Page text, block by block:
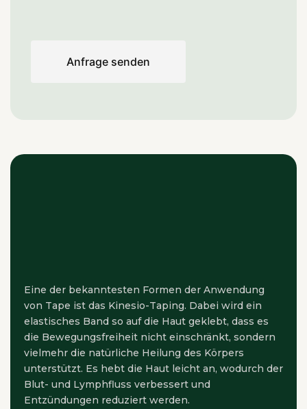
Anfrage senden
Eine der bekanntesten Formen der Anwendung
von Tape ist das Kinesio-Taping. Dabei wird ein
elastisches Band so auf die Haut geklebt, dass es
die Bewegungsfreiheit nicht einschränkt, sondern
vielmehr die natürliche Heilung des Körpers
unterstützt. Es hebt die Haut leicht an, wodurch der
Blut- und Lymphfluss verbessert und
Entzündungen reduziert werden.